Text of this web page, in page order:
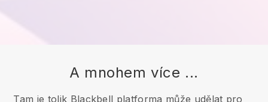
A mnohem více ...
Tam je tolik Blackbell platforma může udělat pro